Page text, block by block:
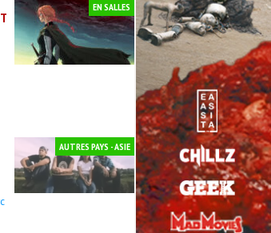
EN SALLES
AUTRES PAYS - ASIE